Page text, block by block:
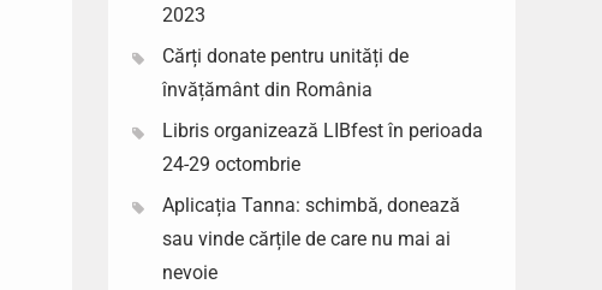
2023
Cărți donate pentru unități de
învățământ din România
Libris organizează LIBfest în perioada
24-29 octombrie
Aplicația Tanna: schimbă, donează
sau vinde cărțile de care nu mai ai
nevoie